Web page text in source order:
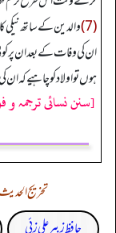
(7) والدین کے ساتھ نیکی
ان کی وفات کے بعد ان پر
ہوں تو اولاد کو چاہیے کہ
[سنن نسائی ترجمہ
تخریج